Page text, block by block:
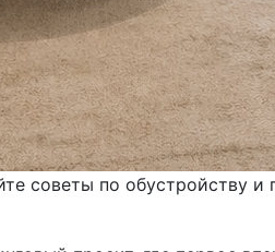
советы по обустройству и